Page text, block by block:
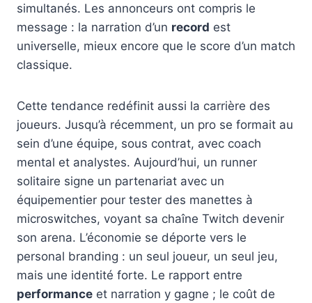
simultanés. Les annonceurs ont compris le
message : la narration d’un record est
universelle, mieux encore que le score d’un match
classique.
Cette tendance redéfinit aussi la carrière des
joueurs. Jusqu’à récemment, un pro se formait au
sein d’une équipe, sous contrat, avec coach
mental et analystes. Aujourd’hui, un runner
solitaire signe un partenariat avec un
équipementier pour tester des manettes à
microswitches, voyant sa chaîne Twitch devenir
son arena. L’économie se déporte vers le
personal branding : un seul joueur, un seul jeu,
mais une identité forte. Le rapport entre
performance et narration y gagne ; le coût de